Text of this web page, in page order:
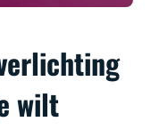
wilt